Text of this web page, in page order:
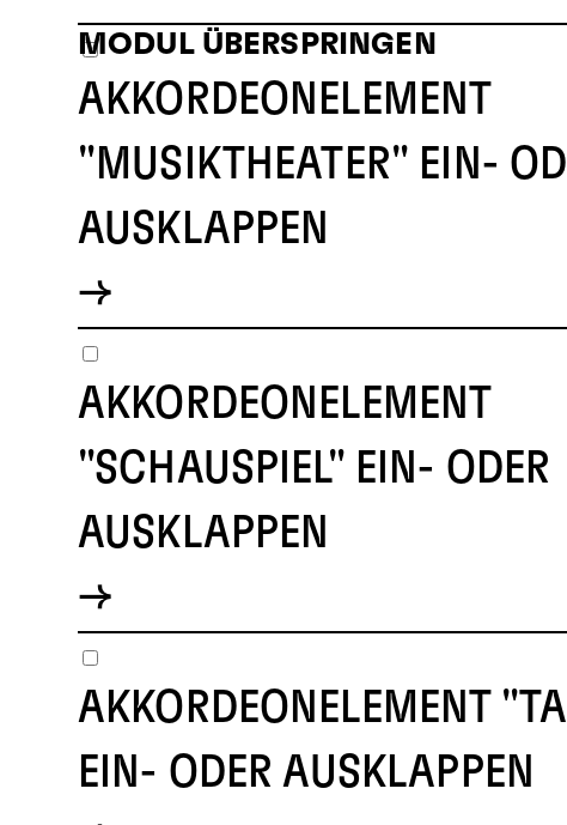
MODUL ÜBERSPRINGEN
AKKORDEONELEMENT
"MUSIKTHEATER" EIN-
AUSKLAPPEN
AKKORDEONELEMENT
"SCHAUSPIEL" EIN- ODER
AUSKLAPPEN
AKKORDEONELEMENT
EIN- ODER AUSKLAPPEN